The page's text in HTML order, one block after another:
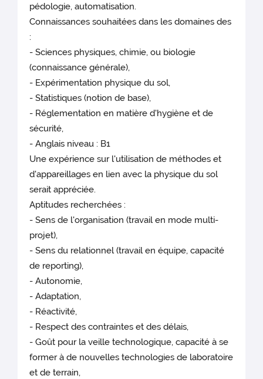
pédologie, automatisation.
Connaissances souhaitées dans les domaines des
:
- Sciences physiques, chimie, ou biologie
(connaissance générale),
- Expérimentation physique du sol,
- Statistiques (notion de base),
- Réglementation en matière d'hygiène et de
sécurité,
- Anglais niveau : B1
Une expérience sur l'utilisation de méthodes et
d'appareillages en lien avec la physique du sol
serait appréciée.
Aptitudes recherchées :
- Sens de l'organisation (travail en mode multi-
projet),
- Sens du relationnel (travail en équipe, capacité
de reporting),
- Autonomie,
- Adaptation,
- Réactivité,
- Respect des contraintes et des délais,
- Goût pour la veille technologique, capacité à se
former à de nouvelles technologies de laboratoire
et de terrain,